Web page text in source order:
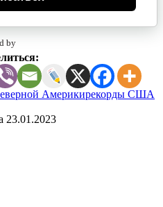
by
Америкирекорды США
23.01.2023